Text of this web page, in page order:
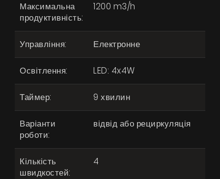
Про нас
Максимальна
продуктивність:
1200 m3/h
Управління: Електронне
Освітлення: LED: 4x4W
Таймер: 9 хвилин
Варіанти
роботи:
відвід або рециркуляція
Кількість
швидкостей:
4